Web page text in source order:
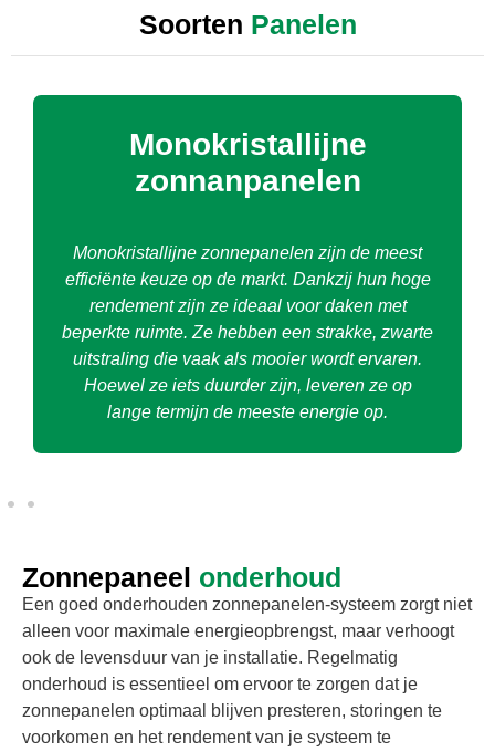
Soorten Panelen
Polykristallijne
zonnepanelen
Polykristallijne zonnepanelen zijn een
voordelige en betrouwbare optie. Ze hebben
een iets lager rendement dan monokristallijn,
maar presteren prima bij voldoende dakruimte.
De blauwe kleur en het glinsterende oppervlak
maken ze herkenbaar. Deze panelen bieden
een goede balans tussen prijs en prestatie..
Zonnepaneel onderhoud
Een goed onderhouden zonnepanelen-systeem zorgt niet
alleen voor maximale energieopbrengst, maar verhoogt
ook de levensduur van je installatie. Regelmatig
onderhoud is essentieel om ervoor te zorgen dat je
zonnepanelen optimaal blijven presteren, storingen te
voorkomen en het rendement van je systeem te